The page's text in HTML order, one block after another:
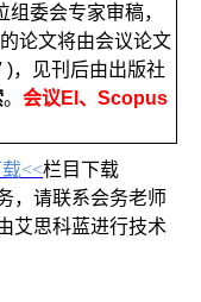
委会专家审稿，
论文将由会议论文
)，见刊后由出版社
。会议EI、Scopus
<<栏目下载
，请联系会务老师
艾思科蓝进行技术